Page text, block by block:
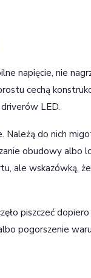
napięcie, nie
cechą
LED.
Należą do nich
obudowy albo
ale wskazówką,
piszczeć
pogorszenie